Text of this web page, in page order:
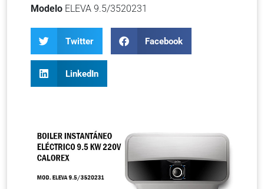
Modelo ELEVA 9.5/3520231
Twitter Facebook
LinkedIn